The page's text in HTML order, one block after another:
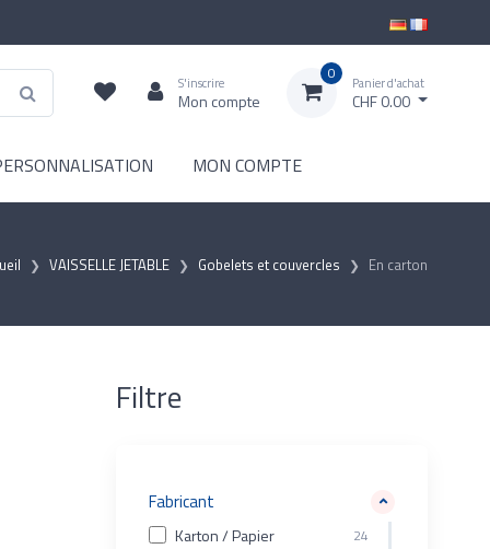
S'inscrire
Mon compte
0 Panier d'achat
CHF 0.00
MON COMPTE
VAISSELLE JETABLE Gobelets et couvercles En carton
Filtre
Fabricant
Karton / Papier 24